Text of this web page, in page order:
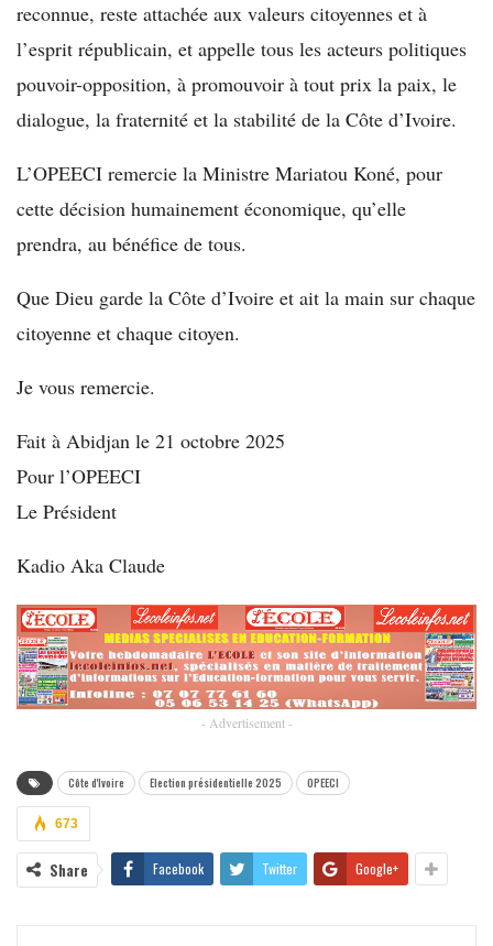
reconnue, reste attachée aux valeurs citoyennes et à
l’esprit républicain, et appelle tous les acteurs politiques
pouvoir-opposition, à promouvoir à tout prix la paix, le
dialogue, la fraternité et la stabilité de la Côte d’Ivoire.
L’OPEECI remercie la Ministre Mariatou Koné, pour
cette décision humainement économique, qu’elle
prendra, au bénéfice de tous.
Que Dieu garde la Côte d’Ivoire et ait la main sur chaque
citoyenne et chaque citoyen.
Je vous remercie.
Fait à Abidjan le 21 octobre 2025
Pour l’OPEECI
Le Président
Kadio Aka Claude
- Advertisement -
Côte d'Ivoire Election présidentielle 2025 OPEECI
673
Share Facebook Twitter Google+